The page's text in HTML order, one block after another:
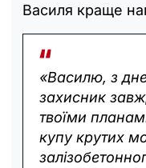
Василя краще
«Василю, з
захисник
твоїми
купу крутих